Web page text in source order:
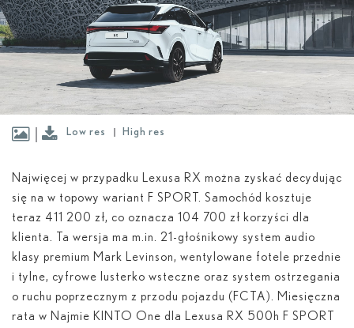
Low res High res
Najwięcej w przypadku Lexusa RX można zyskać decydując
się na w topowy wariant F SPORT. Samochód kosztuje
teraz 411 200 zł, co oznacza 104 700 zł korzyści dla
klienta. Ta wersja ma m.in. 21-głośnikowy system audio
klasy premium Mark Levinson, wentylowane fotele przednie
i tylne, cyfrowe lusterko wsteczne oraz system ostrzegania
o ruchu poprzecznym z przodu pojazdu (FCTA). Miesięczna
rata w Najmie KINTO One dla Lexusa RX 500 h F SPORT